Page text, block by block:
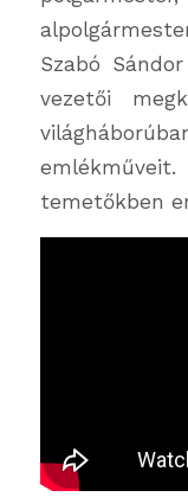
Szabó
vezetői
temetőkben